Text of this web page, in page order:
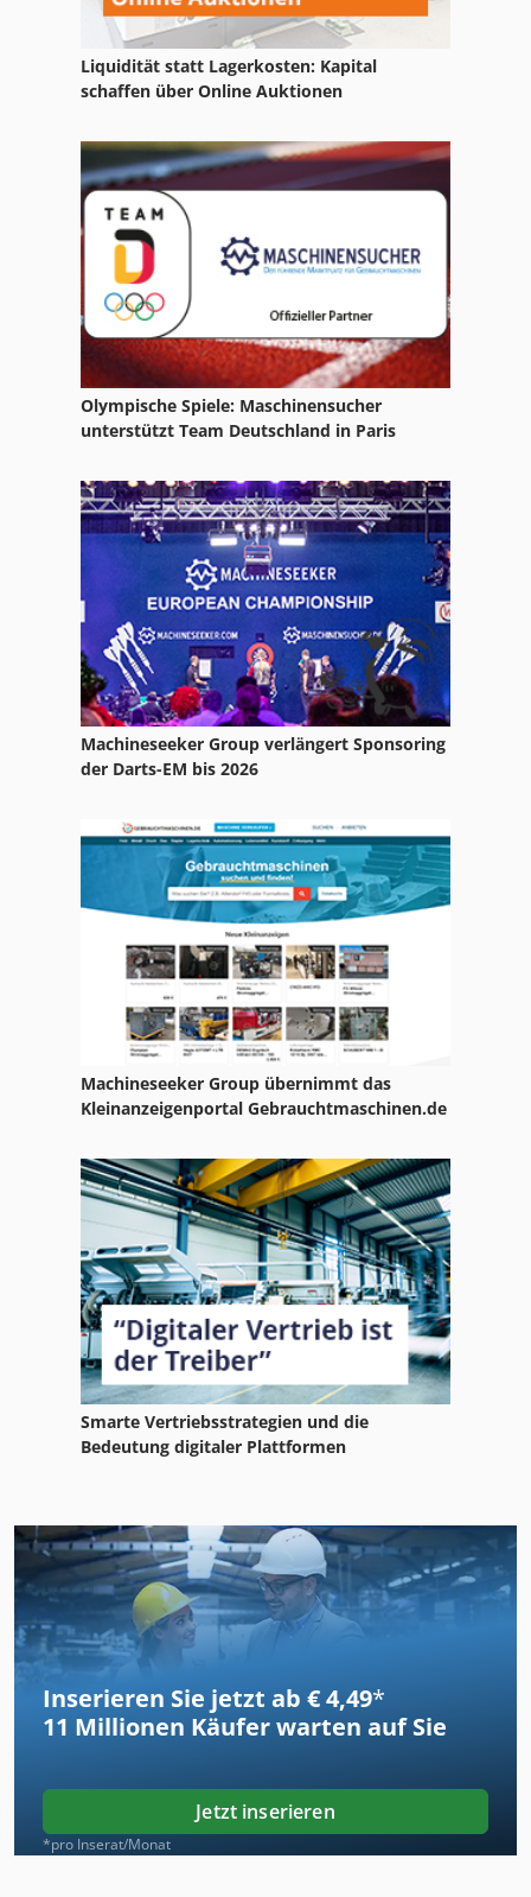
Langlochbohrer
Lochbohrmaschine
Lägler
Mühlböck
Treibmaschine
Liquidität statt Lagerkosten: Kapital
schaffen über Online Auktionen
Olympische Spiele: Maschinensucher
unterstützt Team Deutschland in Paris
Machineseeker Group verlängert Sponsoring
der Darts-EM bis 2026
Machineseeker Group übernimmt das
Kleinanzeigenportal Gebrauchtmaschinen.de
Smarte Vertriebsstrategien und die
Bedeutung digitaler Plattformen
Inserieren Sie jetzt ab € 4,49*
11 Millionen Käufer warten auf Sie
Jetzt inserieren
*pro Inserat/Monat